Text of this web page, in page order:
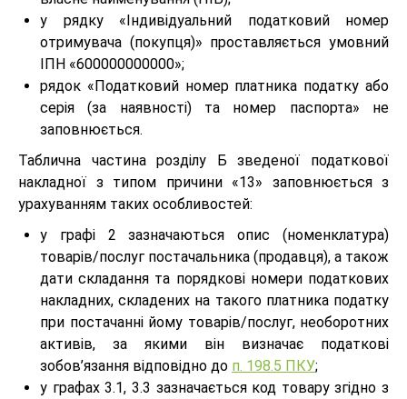
у рядку «Індивідуальний податковий номер
отримувача (покупця)» проставляється умовний
ІПН «600000000000»;
рядок «Податковий номер платника податку або
серія (за наявності) та номер паспорта» не
заповнюється.
Таблична частина розділу Б зведеної податкової
накладної з типом причини «13» заповнюється з
урахуванням таких особливостей:
у графі 2 зазначаються опис (номенклатура)
товарів/послуг постачальника (продавця), а також
дати складання та порядкові номери податкових
накладних, складених на такого платника податку
при постачанні йому товарів/послуг, необоротних
активів, за якими він визначає податкові
зобов’язання відповідно до п. 198.5 ПКУ;
у графах 3.1, 3.3 зазначається код товару згідно з